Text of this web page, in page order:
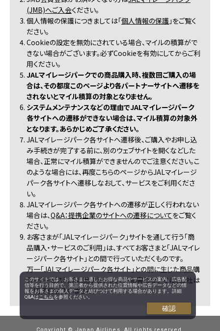
(JMB)へご入会ください。
3. 個人情報の保護につきましては「個人情報の保護 」をご覧く
ださい。
4. Cookieの設定を無効にされている場合、マイルの積算がで
きない場合がございます。必ずCookieを有効にしてからご利
用ください。
5. JALマイレージパークでの商品購入時、複数回ご購入の場
合は、その都度このページより各パートナーサイトへ遷移を
されないとマイル積算の対象となりません。
6. システムメンテナンスなどの理由でJALマイレージパーク
各サイトへの遷移ができない場合は、マイル積算の対象外
となります。あらかじめご了承ください。
7. JALマイレージパーク各サイトへ遷移後、ご購入やお申し込
み手続きが完了する前に、別のウェブサイトを開くなどした
場合、正常にマイル積算ができませんのでご注意ください。こ
のような場合には、再度こちらのページからJALマイレージ
パーク各サイトへ遷移しなおして、サービスをご利用くださ
い。
8. JALマイレージパーク各サイトへの遷移が正しく行われない
場合は、Q&A：提携企業のサイトへの遷移についてをご覧く
ださい。
9. お客さまが「JALマイレージパーク」サイトを通して行う「商
品購入・サービスのご利用」は、すべてお客さまと「JALマイレ
ージパーク各サイト」との間で行っていただくものです。
万一「JALマイレージパーク各サイト」との間に生じた商品購
入・サービス利用に関するトラブル・損害については、当社は
一切責任を負いません。
このサイトでは、お客さまに適したお得な商品やサービスの案内、広告配
信等を行う目的で、第三者から提供された位置情報や広告データなどの情
報をお客さまの個人データと結びつけて利用する場合があります。詳細
Q&Aは こちらを参照ください。
確認